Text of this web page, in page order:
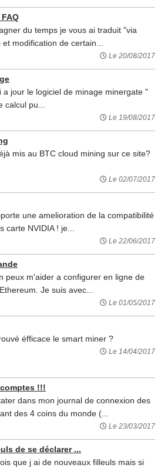
du temps je vous ai traduit "via
modification de certain...
Le 20/08/2017
a jour le logiciel de minage minergate "
pu...
Le 19/08/2017
mis au BTC cloud mining sur ce site?
Le 02/07/2017
une amelioration de la compatibilité
carte NVIDIA ! je...
Le 22/06/2017
peux m'aider a configurer en ligne de
Je suis avec...
Le 01/05/2017
éfficace le smart miner ?
Le 14/04/2017
!!!
dans mon journal de connexion des
des 4 coins du monde (...
Le 23/03/2017
de se déclarer ...
que j ai de nouveaux filleuls mais si